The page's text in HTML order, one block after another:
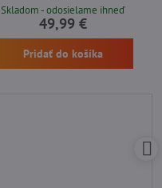
Skladom - odosielame ihneď
49,99 €
Pridať do košíka